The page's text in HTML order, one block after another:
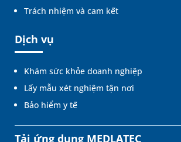
Trách nhiệm và cam kết
Dịch vụ
Khám sức khỏe doanh nghiệp
Lấy mẫu xét nghiệm tận nơi
Bảo hiểm y tế
Tải ứng dụng MEDLATEC